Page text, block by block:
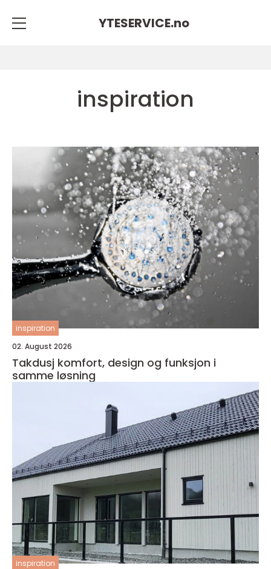
YTESERVICE.no
inspiration
inspiration
02. August 2026
Takdusj komfort, design og funksjon i
samme løsning
inspiration